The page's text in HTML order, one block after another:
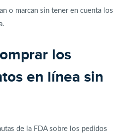
o marcan sin tener en cuenta los
los
en línea sin
de la FDA sobre los pedidos